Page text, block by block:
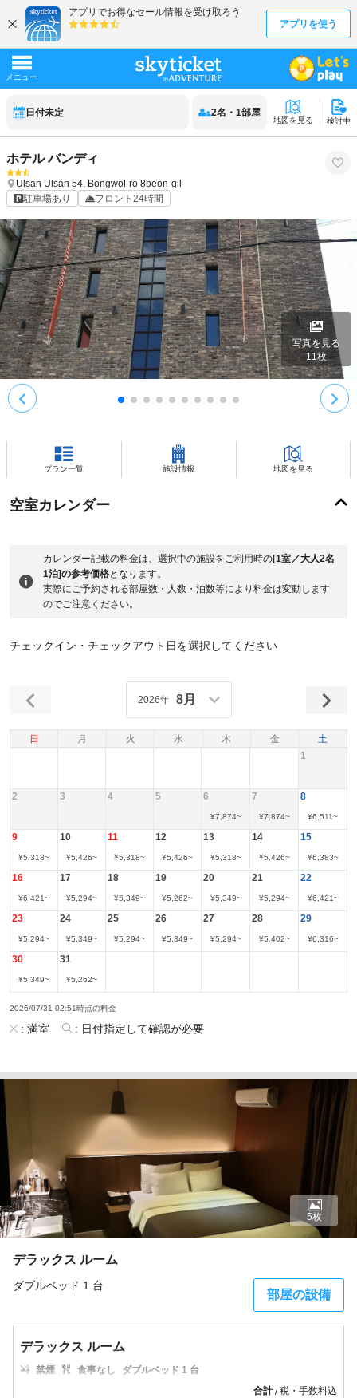
日付未定 2名 ・ 1部屋
地図を見る 検討中
ホテル バンディ
Ulsan Ulsan 54, Bongwol-ro 8beon-gil
駐車場あり
フロント24時間
写真を見る
11枚
プラン一覧 施設情報 地図を見る
空室カレンダー
カレンダー記載の料金は、選択中の施設をご利用時の[1室／大人2名
1泊]の参考価格となります。
実際にご予約される部屋数・人数・泊数等により料金は変動します
のでご注意ください。
チェックイン・チェックアウト日を選択してください
日 月 火 水 木 金 土
2026年 8月
1
2 3 4 5 6
¥7,874~
7
¥7,874~
8
¥6,511~
9
¥5,318~
10
¥5,426~
11
¥5,318~
12
¥5,426~
13
¥5,318~
14
¥5,426~
15
¥6,383~
16
¥6,421~
17
¥5,294~
18
¥5,349~
19
¥5,262~
20
¥5,349~
21
¥5,294~
22
¥6,421~
23
¥5,294~
24
¥5,349~
25
¥5,294~
26
¥5,349~
27
¥5,294~
28
¥5,402~
29
¥6,316~
30
¥5,349~
31
¥5,262~
2026/07/31 02:51時点の料金
: 満室 : 日付指定して確認が必要
デラックス ルーム
ダブルベッド 1 台
部屋の設備
5枚
デラックス ルーム
禁煙 食事なし
ダブルベッド 1 台
合計/税・手数料込